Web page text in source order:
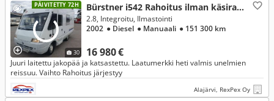
PÄIVITETTY 72H
30
Bürstner i542 Rahoitus ilman käsirahaa, Fiat
16 980 €
2.8, Integroitu, Ilmastointi
2002 ● Diesel ● Manuaali ● 151 300 km
Juuri laitettu jakopää ja katsastettu. Laatumerkki heti valmis unelmien
reissuu. Vaihto Rahoitus järjestyy
Alajärvi, RexPex Oy